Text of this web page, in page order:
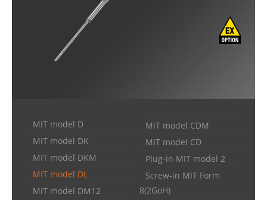
MIT model D
MIT model DK
MIT model DKM
MIT model DL
MIT model DM12
MIT model CDM
MIT model CD
Plug-in MIT model 2
Screw-in MIT Form
8(2GoH)